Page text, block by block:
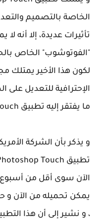
الخاصة بالتصميم
تأثيرات عديدة، إلا أنه لا
"الفوتوشوب" الخاص
لكون هذا الأخير يمتلك
الإحترافية للتعديل على
ما يفتقر إليه تطبيق Photoshop Touch.
و يذكر بأن الشركة
الآن سوى أقل من أسبوع
، و نشير إلى أن هذا